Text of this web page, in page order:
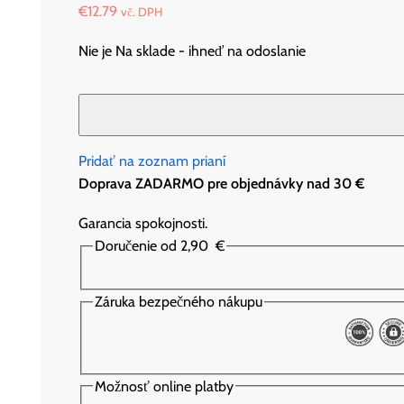
€12.79 vč. DPH
Nie je Na sklade - ihneď na odoslanie
Pridať na zoznam prianí
Doprava ZADARMO pre objednávky nad 30 €
Garancia spokojnosti.
Doručenie od 2,90€
Záruka bezpečného nákupu
Možnosť online platby